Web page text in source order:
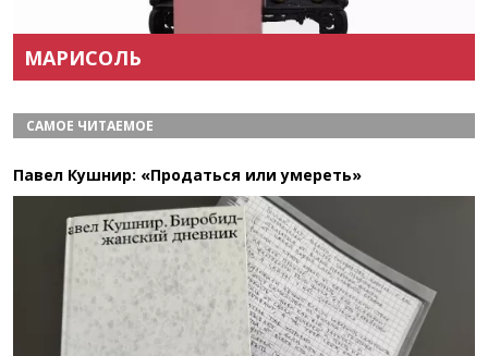
МАРИСОЛЬ
САМОЕ ЧИТАЕМОЕ
Павел Кушнир: «Продаться или умереть»